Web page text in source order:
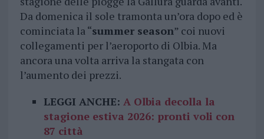
Da domenica il sole tramonta un’ora dopo ed è
cominciata la “summer season” coi nuovi
collegamenti per l’aeroporto di Olbia. Ma
ancora una volta arriva la stangata con
l’aumento dei prezzi.
LEGGI ANCHE: A Olbia decolla la
stagione estiva 2026: pronti voli con
87 città